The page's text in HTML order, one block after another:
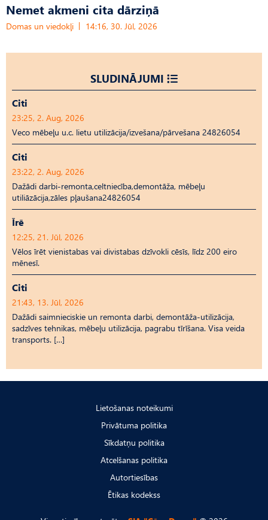
Nemet akmeni cita dārziņā
Domas un viedokļi 14:16, 30. Jūl, 2026
SLUDINĀJUMI
Citi
23:25, 2. Aug, 2026
Veco mēbeļu u.c. lietu utilizācija/izvešana/pārvešana 24826054
Citi
23:22, 2. Aug, 2026
Dažādi darbi-remonta,celtniecība,demontāža, mēbeļu
utiliāzācija,zāles pļaušana24826054
Īrē
12:25, 21. Jūl, 2026
Vēlos īrēt vienistabas vai divistabas dzīvokli cēsīs, līdz 200 eiro
mēnesī.
Citi
21:43, 13. Jūl, 2026
Dažādi saimnieciskie un remonta darbi, demontāža-utilizācija,
sadzīves tehnikas, mēbeļu utilizācija, pagrabu tīrīšana. Visa veida
transports. […]
Lietošanas noteikumi
Privātuma politika
Sīkdatņu politika
Atcelšanas politika
Autortiesības
Ētikas kodekss